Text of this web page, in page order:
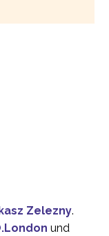
Zelezny.
und